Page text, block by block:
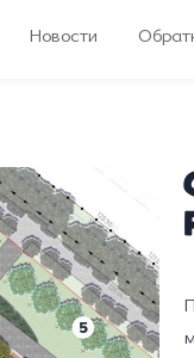
Новости